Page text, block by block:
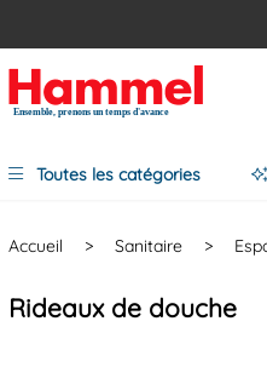
Ensemble, prenons un temps d'avance
Toutes les catégories
Accueil > Sanitaire >
Rideaux de douche